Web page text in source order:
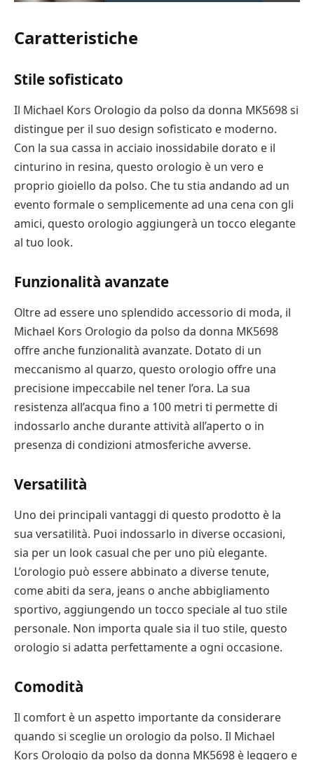
Caratteristiche
Stile sofisticato
Il Michael Kors Orologio da polso da donna MK5698 si
distingue per il suo design sofisticato e moderno.
Con la sua cassa in acciaio inossidabile dorato e il
cinturino in resina, questo orologio è un vero e
proprio gioiello da polso. Che tu stia andando ad un
evento formale o semplicemente ad una cena con gli
amici, questo orologio aggiungerà un tocco elegante
al tuo look.
Funzionalità avanzate
Oltre ad essere uno splendido accessorio di moda, il
Michael Kors Orologio da polso da donna MK5698
offre anche funzionalità avanzate. Dotato di un
meccanismo al quarzo, questo orologio offre una
precisione impeccabile nel tener l’ora. La sua
resistenza all’acqua fino a 100 metri ti permette di
indossarlo anche durante attività all’aperto o in
presenza di condizioni atmosferiche avverse.
Versatilità
Uno dei principali vantaggi di questo prodotto è la
sua versatilità. Puoi indossarlo in diverse occasioni,
sia per un look casual che per uno più elegante.
L’orologio può essere abbinato a diverse tenute,
come abiti da sera, jeans o anche abbigliamento
sportivo, aggiungendo un tocco speciale al tuo stile
personale. Non importa quale sia il tuo stile, questo
orologio si adatta perfettamente a ogni occasione.
Comodità
Il comfort è un aspetto importante da considerare
quando si sceglie un orologio da polso. Il Michael
Kors Orologio da polso da donna MK5698 è leggero e